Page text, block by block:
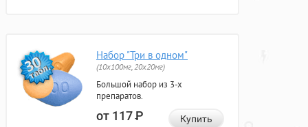
Набор "Три в одном"
(10x100мг, 20x20мг)
Большой набор из 3-х
препаратов.
от 117Р Купить